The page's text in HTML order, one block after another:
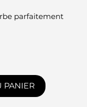
parfaitement
PANIER